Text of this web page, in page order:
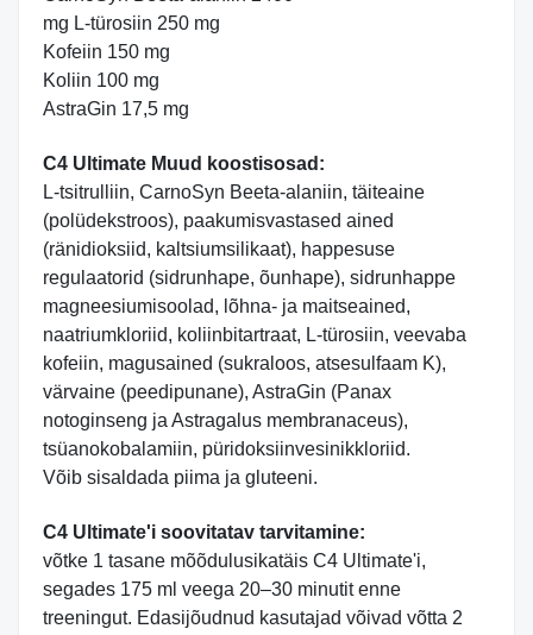
mg L-türosiin 250 mg
Kofeiin 150 mg
Koliin 100 mg
AstraGin 17,5 mg
C4 Ultimate Muud koostisosad:
L-tsitrulliin, CarnoSyn Beeta-alaniin, täiteaine
(polüdekstroos), paakumisvastased ained
(ränidioksiid, kaltsiumsilikaat), happesuse
regulaatorid (sidrunhape, õunhape), sidrunhappe
magneesiumisoolad, lõhna- ja maitseained,
naatriumkloriid, koliinbitartraat, L-türosiin, veevaba
kofeiin, magusained (sukraloos, atsesulfaam K),
värvaine (peedipunane), AstraGin (Panax
notoginseng ja Astragalus membranaceus),
tsüanokobalamiin, püridoksiinvesinikkloriid.
Võib sisaldada piima ja gluteeni.
C4 Ultimate'i soovitatav tarvitamine:
võtke 1 tasane mõõdulusikatäis C4 Ultimate'i,
segades 175 ml veega 20–30 minutit enne
treeningut. Edasijõudnud kasutajad võivad võtta 2